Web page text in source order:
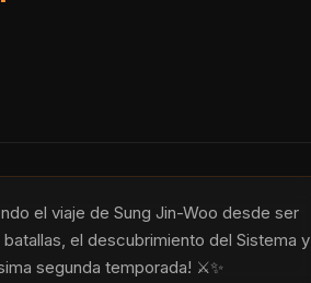
el viaje de Sung Jin-Woo desde ser
el descubrimiento del Sistema y
segunda temporada! ⚔️✨